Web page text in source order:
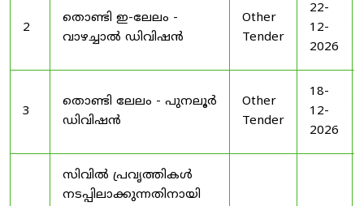
2
തൊണ്ടി ഇ-ലേലം -
വാഴച്ചാൽ ഡിവിഷൻ
Other
Tender
22-
12-
2026
3
തൊണ്ടി ലേലം - പുനലൂർ
ഡിവിഷൻ
Other
Tender
18-
12-
2026
സിവിൽ പ്രവൃത്തികൾ
നടപ്പിലാക്കുന്നതിനായി